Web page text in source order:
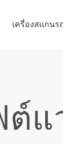
เครื่องสแกนร
แ